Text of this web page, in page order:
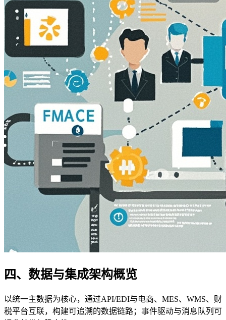
四、数据与集成架构概览
以统一主数据为核心，通过API/EDI与电商、MES、WMS、财
税平台互联，构建可追溯的数据链路；事件驱动与消息队列可